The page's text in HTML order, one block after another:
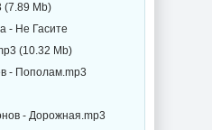
(7.89 Mb)
- Не Гасите
(10.32 Mb)
- Пополам.mp3
- Дорожная.mp3